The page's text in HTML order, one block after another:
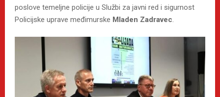
poslove temeljne policije u Službi za javni red i sigurnost
Policijske uprave međimurske Mladen Zadravec.